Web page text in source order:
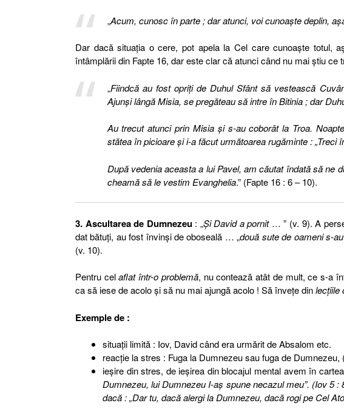
„Acum, cunosc în parte ; dar atunci, voi cunoaşte deplin,
Dar dacă situaţia o cere, pot apela la Cel care cunoaşte totul,
întâmplării din Fapte 16, dar este clar că atunci când nu mai ştiu
„Fiindcă au fost opriţi de Duhul Sfânt să vestească
Ajunşi lângă Misia, se pregăteau să intre în Bitinia ; dar
Au trecut atunci prin Misia şi s-au coborât la Troa.
stătea în picioare şi i-a făcut următoarea rugăminte : „Treci
După vedenia aceasta a lui Pavel, am căutat îndată să ne
cheamă să le vestim Evanghelia.” (Fapte 16 : 6 – 10).
3. Ascultarea de Dumnezeu: „Şi David a pornit… ” (v. 9). A
dat bătuţi, au fost învinşi de oboseală … „două sute de oameni s-
(v. 10).
Pentru celaflat într-o problemă, nu contează atât de mult, ce s-a
ca să iese de acolo şi să nu mai ajungă acolo ! Să înveţe dinlecţiile
Exemple de :
situaţii limită : Iov, David când era urmărit de Absalom etc.
reacţie la stres : Fuga la Dumnezeu sau fuga de Dumnezeu,
ieşire din stres, de ieşirea din blocajul mental avem în
Dumnezeu, lui Dumnezeu I-aş spune necazul meu”. (Iov
dacă : „Dar tu, dacă alergi la Dumnezeu, dacă rogi pe Cel